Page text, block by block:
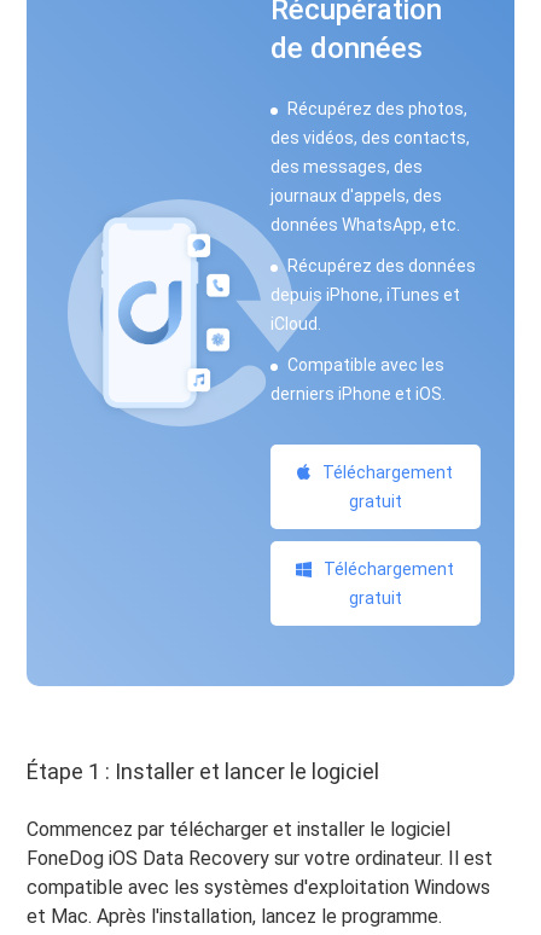
Récupération
de données
Récupérez des photos,
des vidéos, des contacts,
des messages, des
journaux d'appels, des
données WhatsApp, etc.
Récupérez des données
depuis iPhone, iTunes et
iCloud.
Compatible avec les
derniers iPhone et iOS.
Téléchargement
gratuit
Téléchargement
gratuit
Étape 1 : Installer et lancer le logiciel
Commencez par télécharger et installer le logiciel
FoneDog iOS Data Recovery sur votre ordinateur. Il est
compatible avec les systèmes d'exploitation Windows
et Mac. Après l'installation, lancez le programme.